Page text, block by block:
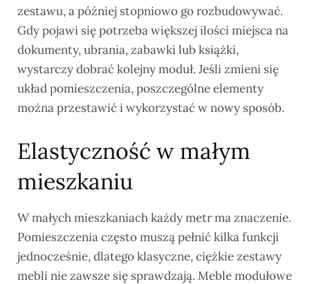
zestawu, a później stopniowo go rozbudowywać.
Gdy pojawi się potrzeba większej ilości miejsca na
dokumenty, ubrania, zabawki lub książki,
wystarczy dobrać kolejny moduł. Jeśli zmieni się
układ pomieszczenia, poszczególne elementy
można przestawić i wykorzystać w nowy sposób.
Elastyczność w małym
mieszkaniu
W małych mieszkaniach każdy metr ma znaczenie.
Pomieszczenia często muszą pełnić kilka funkcji
jednocześnie, dlatego klasyczne, ciężkie zestawy
mebli nie zawsze się sprawdzają. Meble modułowe